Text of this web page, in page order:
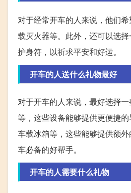
对于经常开车的人来说，他们
载灭火器等。此外，还可以选
护身符，以祈求平安和好运。
开车的人送什么礼物最好
对于开车的人来说，最好选择
等，这些设备能够提供更便捷
车载冰箱等，这些能够提供额
车必备的好帮手。
开车的人需要什么礼物